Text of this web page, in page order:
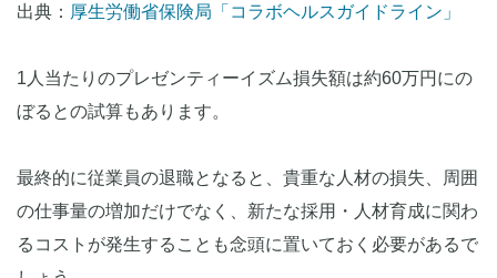
出典： 厚生労働省保険局「コラボヘルスガイドライン」
1人当たりのプレゼンティーイズム損失額は約60万円にの
ぼるとの試算もあります。
最終的に従業員の退職となると、貴重な人材の損失、周囲
の仕事量の増加だけでなく、新たな採用・人材育成に関わ
るコストが発生することも念頭に置いておく必要があるで